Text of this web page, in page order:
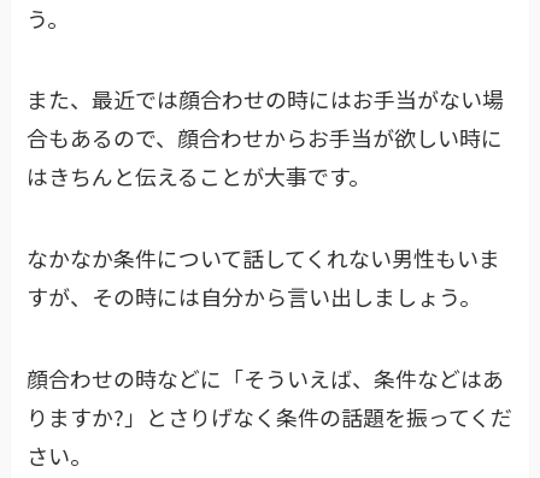
う。
また、最近では顔合わせの時にはお手当がない場
合もあるので、顔合わせからお手当が欲しい時に
はきちんと伝えることが大事です。
なかなか条件について話してくれない男性もいま
すが、その時には自分から言い出しましょう。
顔合わせの時などに「そういえば、条件などはあ
りますか?」とさりげなく条件の話題を振ってくだ
さい。